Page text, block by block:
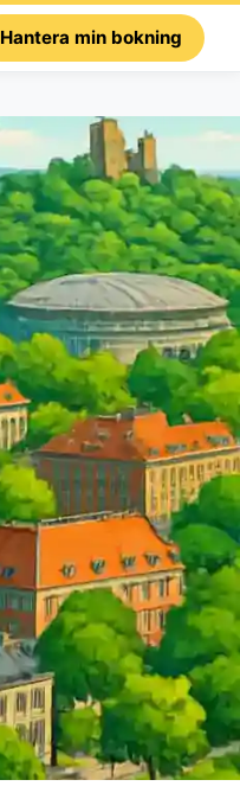
Hantera min bokning